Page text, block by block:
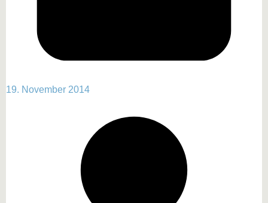
19. November 2014